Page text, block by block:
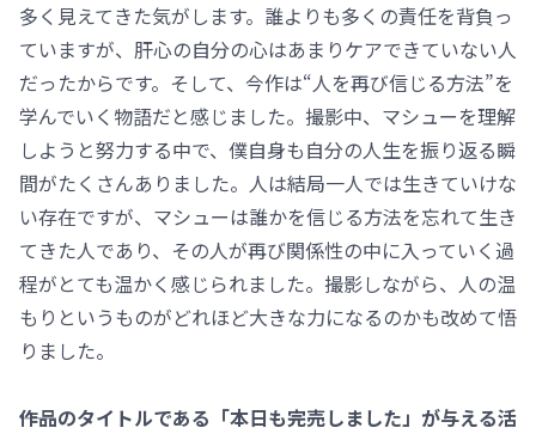
多く見えてきた気がします。誰よりも多くの責任を背負っ
ていますが、肝心の自分の心はあまりケアできていない人
だったからです。そして、今作は“人を再び信じる方法”を
学んでいく物語だと感じました。撮影中、マシューを理解
しようと努力する中で、僕自身も自分の人生を振り返る瞬
間がたくさんありました。人は結局一人では生きていけな
い存在ですが、マシューは誰かを信じる方法を忘れて生き
てきた人であり、その人が再び関係性の中に入っていく過
程がとても温かく感じられました。撮影しながら、人の温
もりというものがどれほど大きな力になるのかも改めて悟
りました。
――作品のタイトルである「本日も完売しました」が与える活